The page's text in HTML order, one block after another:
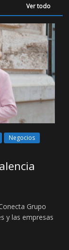
Ver todo
Negocios
Grupo
y las empresas